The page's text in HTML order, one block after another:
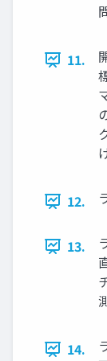
11.
12.
13.
14.